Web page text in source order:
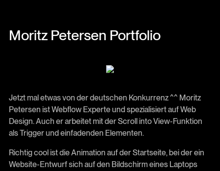
Moritz Petersen Portfolio
Jetzt mal etwas von der deutschen Konkurrenz ^^ Moritz
Petersen ist Webflow Experte und spezialisiert auf Web
Design. Auch er arbeitet mit der Scroll into View-Funktion
als Trigger und einfadenden Elementen.
Richtig cool ist die Animation auf der Startseite, bei der ein
Website-Entwurf sich auf den Bildschirm eines Laptops